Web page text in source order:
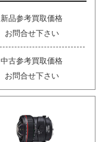
新品参考買取価格
お問合せ下さい
中古参考買取価格
お問合せ下さい